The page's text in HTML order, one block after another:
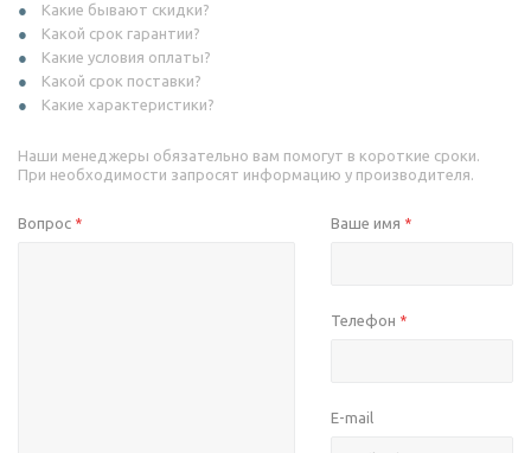
Какие бывают скидки?
Какой срок гарантии?
Какие условия оплаты?
Какой срок поставки?
Какие характеристики?
Наши менеджеры обязательно вам помогут в короткие сроки.
При необходимости запросят информацию у производителя.
Вопрос * Ваше имя *
Телефон *
E-mail